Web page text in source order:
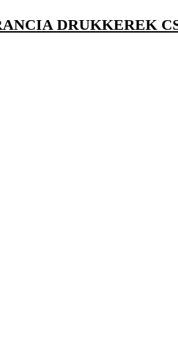
DRUKKEREK